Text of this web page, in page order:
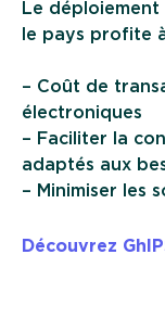
Le déploiement
le pays profite
– Coût de
électroniques
– Faciliter la
adaptés aux
– Minimiser les
Découvrez